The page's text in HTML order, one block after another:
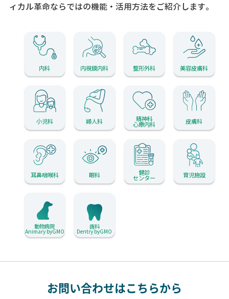
ィカル革命ならではの機能・活用方法をご紹介します。
内科 内視鏡内科 整形外科 美容皮膚科
小児科 婦人科 精神科
心療内科 皮膚科
耳鼻咽喉科 眼科 健診
センター 育児施設
動物病院
Animary byGMO
歯科
Dentry byGMO
お問い合わせはこちらから